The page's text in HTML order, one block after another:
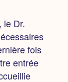
le Dr.
fois
entrée